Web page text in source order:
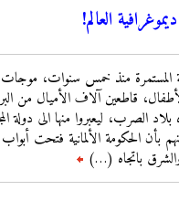
what is this?
مواقع النسيج
CounterPunch: Tells the Facts,
Names the Names